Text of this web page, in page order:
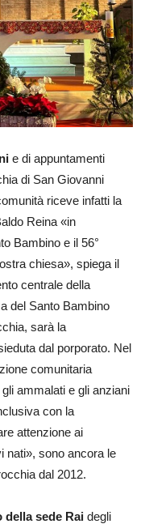
e di appuntamenti
di San Giovanni
riceve infatti la
Reina «in
Bambino e il 56°
chiesa», spiega il
centrale della
del Santo Bambino
sarà la
dal porporato. Nel
comunitaria
ammalati e gli anziani
con la
attenzione ai
nati», sono ancora le
dal 2012.
della sede Rai degli